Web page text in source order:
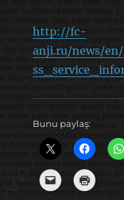
http://fc-
anji.ru/news/
Bunu paylaş: